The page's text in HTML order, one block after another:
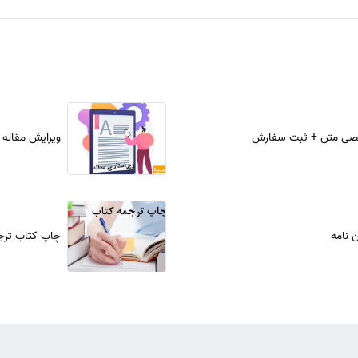
متن + ثبت سفارش ویرایش مقاله
نامه چاپ کتاب